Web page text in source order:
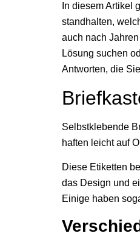
In diesem Artikel
standhalten,
auch nach
Lösung suchen
Antworten, die
Selbstklebende
haften leicht auf
Diese Etiketten
das Design und
Einige haben